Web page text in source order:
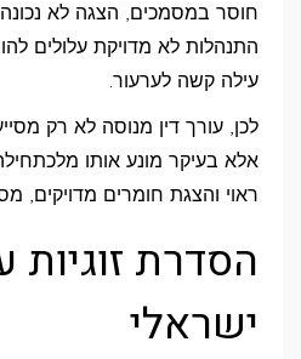
חוסר במסמכים, הצגה לא
התנהלות לא מדויקת עלולים
עילה קשה לערעור.
לכן, עורך דין מנוסה לא רק
אלא בעיקר מונע אותו
ראוי והצגת חומרים מדויקים,
הסדרת זוגיות
ישראלי